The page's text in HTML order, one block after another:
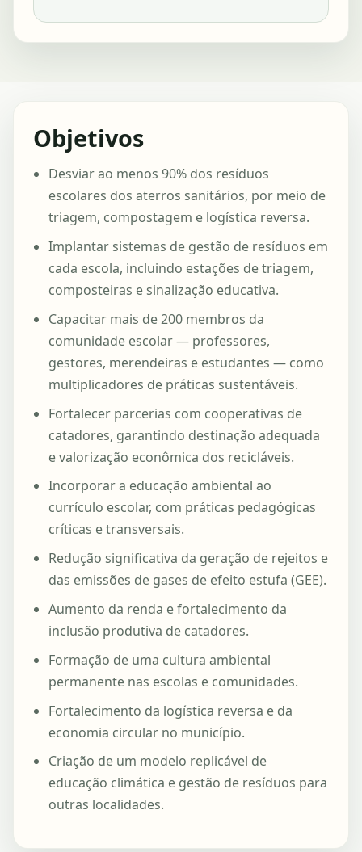
Objetivos
Desviar ao menos 90% dos resíduos
escolares dos aterros sanitários, por meio de
triagem, compostagem e logística reversa.
Implantar sistemas de gestão de resíduos em
cada escola, incluindo estações de triagem,
composteiras e sinalização educativa.
Capacitar mais de 200 membros da
comunidade escolar — professores,
gestores, merendeiras e estudantes — como
multiplicadores de práticas sustentáveis.
Fortalecer parcerias com cooperativas de
catadores, garantindo destinação adequada
e valorização econômica dos recicláveis.
Incorporar a educação ambiental ao
currículo escolar, com práticas pedagógicas
críticas e transversais.
Redução significativa da geração de rejeitos e
das emissões de gases de efeito estufa (GEE).
Aumento da renda e fortalecimento da
inclusão produtiva de catadores.
Formação de uma cultura ambiental
permanente nas escolas e comunidades.
Fortalecimento da logística reversa e da
economia circular no município.
Criação de um modelo replicável de
educação climática e gestão de resíduos para
outras localidades.